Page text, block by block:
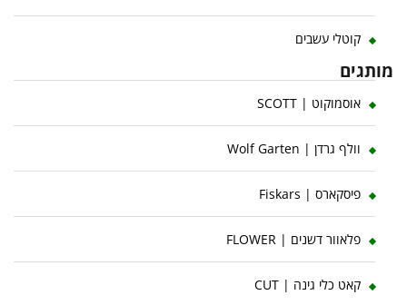
קוטלי עשבים
מותגים
אוסמוקוט | SCOTT
וולף גרדן | Wolf Garten
פיסקארס | Fiskars
פלאוור דשנים | FLOWER
קאט כלי גינה | CUT